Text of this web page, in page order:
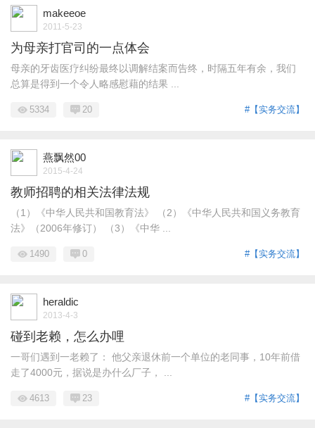
makeeoe
2011-5-23
为母亲打官司的一点体会
母亲的牙齿医疗纠纷最终以调解结案而告终，时隔五年有余，我们
总算是得到一个令人略感慰藉的结果 ...
#【实务交流】
5334 20
燕飘然00
2015-4-24
教师招聘的相关法律法规
（1）《中华人民共和国教育法》 （2）《中华人民共和国义务教育
法》（2006年修订） （3）《中华 ...
#【实务交流】
1490 0
heraldic
2013-4-3
碰到老赖，怎么办哩
一哥们遇到一老赖了： 他父亲退休前一个单位的老同事，10年前借
走了4000元，据说是办什么厂子， ...
#【实务交流】
4613 23